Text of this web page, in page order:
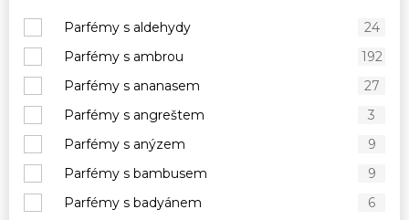
Parfémy s aldehydy
24
Parfémy s ambrou
192
Parfémy s ananasem
27
Parfémy s angreštem
3
Parfémy s anýzem
9
Parfémy s bambusem
9
Parfémy s badyánem
6